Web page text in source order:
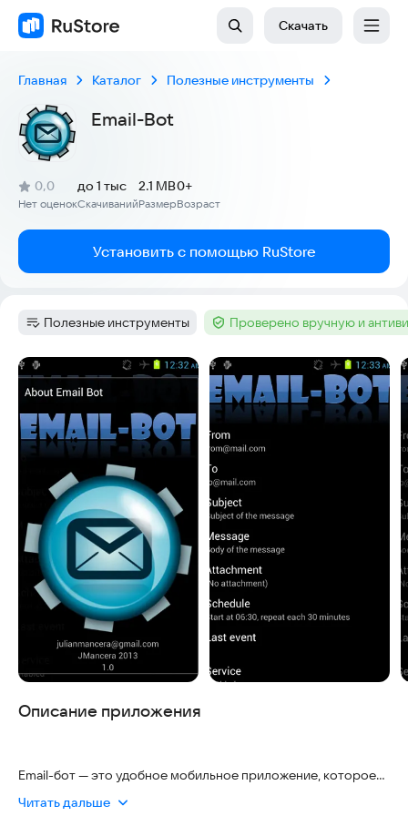
Скачать
Главная Каталог Полезные инструменты
Email-Bot
Рейтинг:
0,0
(
Нет оценок
)
Скачиваний
до 1 тыс
Размер
2.1 MB
Возраст
0+
Установить с помощью RuStore
Категория:
Полезные инструменты Тег :Проверено вручную и
Скриншоты
Описание приложения
Email-бот — это удобное мобильное приложение, которое
электронными сообщениями. Мы понимаем, что многие
Читать дальше